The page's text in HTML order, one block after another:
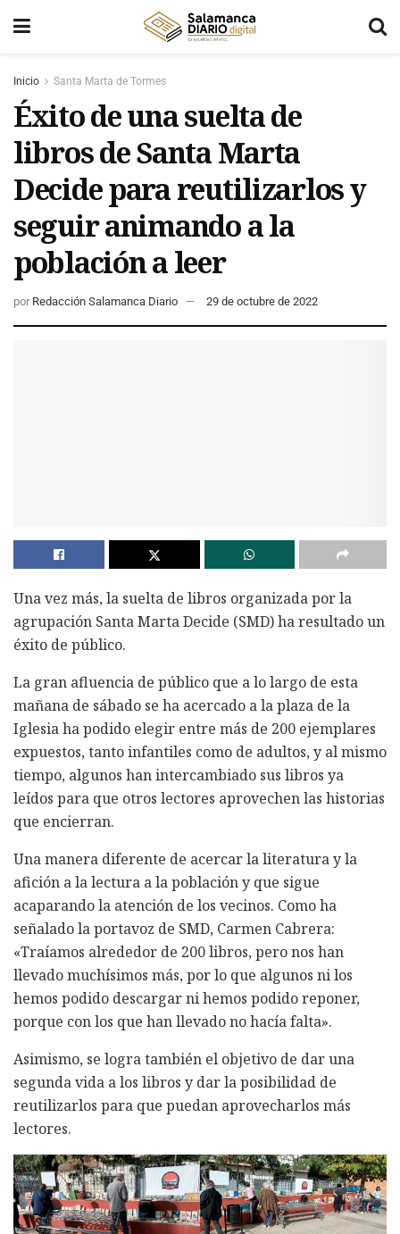
Inicio Santa Marta de Tormes
Éxito de una suelta de
libros de Santa Marta
Decide para reutilizarlos y
seguir animando a la
población a leer
por Redacción Salamanca Diario 29 de octubre de 2022
Una vez más, la suelta de libros organizada por la
agrupación Santa Marta Decide (SMD) ha resultado un
éxito de público.
La gran afluencia de público que a lo largo de esta
mañana de sábado se ha acercado a la plaza de la
Iglesia ha podido elegir entre más de 200 ejemplares
expuestos, tanto infantiles como de adultos, y al mismo
tiempo, algunos han intercambiado sus libros ya
leídos para que otros lectores aprovechen las historias
que encierran.
Una manera diferente de acercar la literatura y la
afición a la lectura a la población y que sigue
acaparando la atención de los vecinos. Como ha
señalado la portavoz de SMD, Carmen Cabrera:
«Traíamos alrededor de 200 libros, pero nos han
llevado muchísimos más, por lo que algunos ni los
hemos podido descargar ni hemos podido reponer,
porque con los que han llevado no hacía falta».
Asimismo, se logra también el objetivo de dar una
segunda vida a los libros y dar la posibilidad de
reutilizarlos para que puedan aprovecharlos más
lectores.